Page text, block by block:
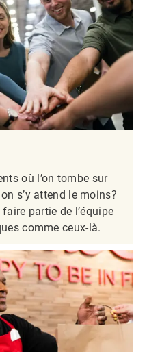
où l’on tombe sur
s’y attend le moins?
partie de l’équipe
comme ceux-là.​​​​​​​